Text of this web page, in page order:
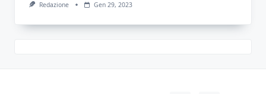
Redazione Gen 29, 2023